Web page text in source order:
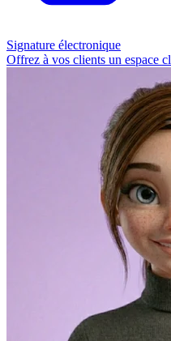
Signature électronique
Offrez à vos clients un espace